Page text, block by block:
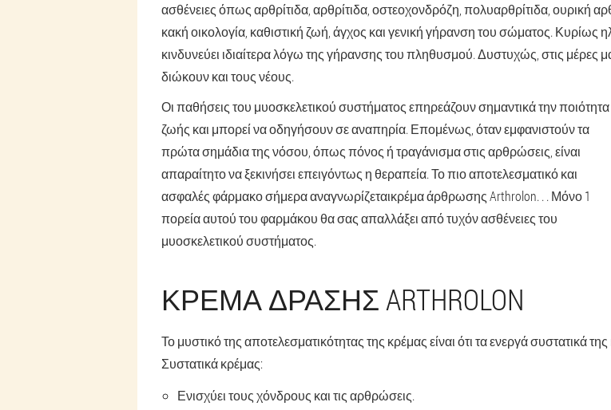
ασθένειες όπως αρθρίτιδα, αρθρίτιδα, οστεοχονδρόζη, πολυαρθρίτιδα, ουρική
κακή οικολογία, καθιστική ζωή, άγχος και γενική γήρανση του σώματος. Κυρίως
κινδυνεύει ιδιαίτερα λόγω της γήρανσης του πληθυσμού. Δυστυχώς, στις μέρες
διώκουν και τους νέους.
Οι παθήσεις του μυοσκελετικού συστήματος επηρεάζουν σημαντικά την ποιότητα
ζωής και μπορεί να οδηγήσουν σε αναπηρία. Επομένως, όταν εμφανιστούν τα
πρώτα σημάδια της νόσου, όπως πόνος ή τραγάνισμα στις αρθρώσεις, είναι
απαραίτητο να ξεκινήσει επειγόντως η θεραπεία. Το πιο αποτελεσματικό και
ασφαλές φάρμακο σήμερα αναγνωρίζεταικρέμα άρθρωσης Arthrolon. . . Μόνο 1
πορεία αυτού του φαρμάκου θα σας απαλλάξει από τυχόν ασθένειες του
μυοσκελετικού συστήματος.
ΚΡΈΜΑ ΔΡΆΣΗΣ ARTHROLON
Το μυστικό της αποτελεσματικότητας της κρέμας είναι ότι τα ενεργά συστατικά
Συστατικά κρέμας:
Ενισχύει τους χόνδρους και τις αρθρώσεις.